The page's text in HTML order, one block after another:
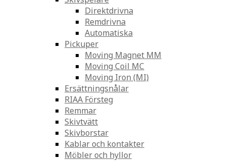
Direktdrivna
Remdrivna
Automatiska
Pickuper
Moving Magnet MM
Moving Coil MC
Moving Iron (MI)
Ersättningsnålar
RIAA Försteg
Remmar
Skivtvätt
Skivborstar
Kablar och kontakter
Möbler och hyllor